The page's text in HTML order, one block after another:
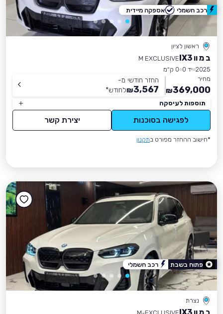
ראשון לציון
ב מ וו IX3
M EXCLUSIVE
2025 יד 0
0 ק״מ
מחיר
369,000
₪
החזר חודשי מ-
3,567
₪לחודש*
תוספות לעיסקה
לפגישה בסוכנות יצירת קשר
*חישוב ההחזר מפורט בתקנון
רכב חשמלי אספקה מיידית
נצרת
פתוח בשבת רכב חשמלי